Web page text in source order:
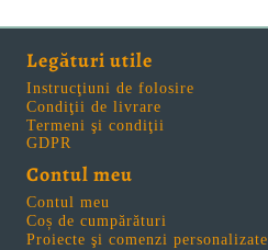
Legături utile
Instrucţiuni de folosire
Condiţii de livrare
Termeni şi condiţii
GDPR
Contul meu
Contul meu
Coș de cumpărături
Proiecte şi comenzi personalizate